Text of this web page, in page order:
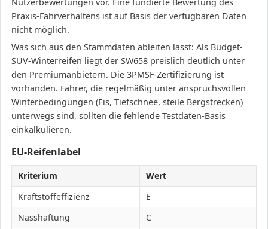
Praxis-Fahrverhaltens ist auf Basis der verfügbaren Daten
nicht möglich.
Was sich aus den Stammdaten ableiten lässt: Als Budget-
SUV-Winterreifen liegt der SW658 preislich deutlich unter
den Premiumanbietern. Die 3PMSF-Zertifizierung ist
vorhanden. Fahrer, die regelmäßig unter anspruchsvollen
Winterbedingungen (Eis, Tiefschnee, steile Bergstrecken)
unterwegs sind, sollten die fehlende Testdaten-Basis
einkalkulieren.
EU-Reifenlabel
Kriterium
Wert
Kraftstoffeffizienz
E
Nasshaftung
C